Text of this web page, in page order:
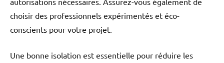
choisir des professionnels expérimentés et éco-
conscients pour votre projet.
Une bonne isolation est essentielle pour réduire les